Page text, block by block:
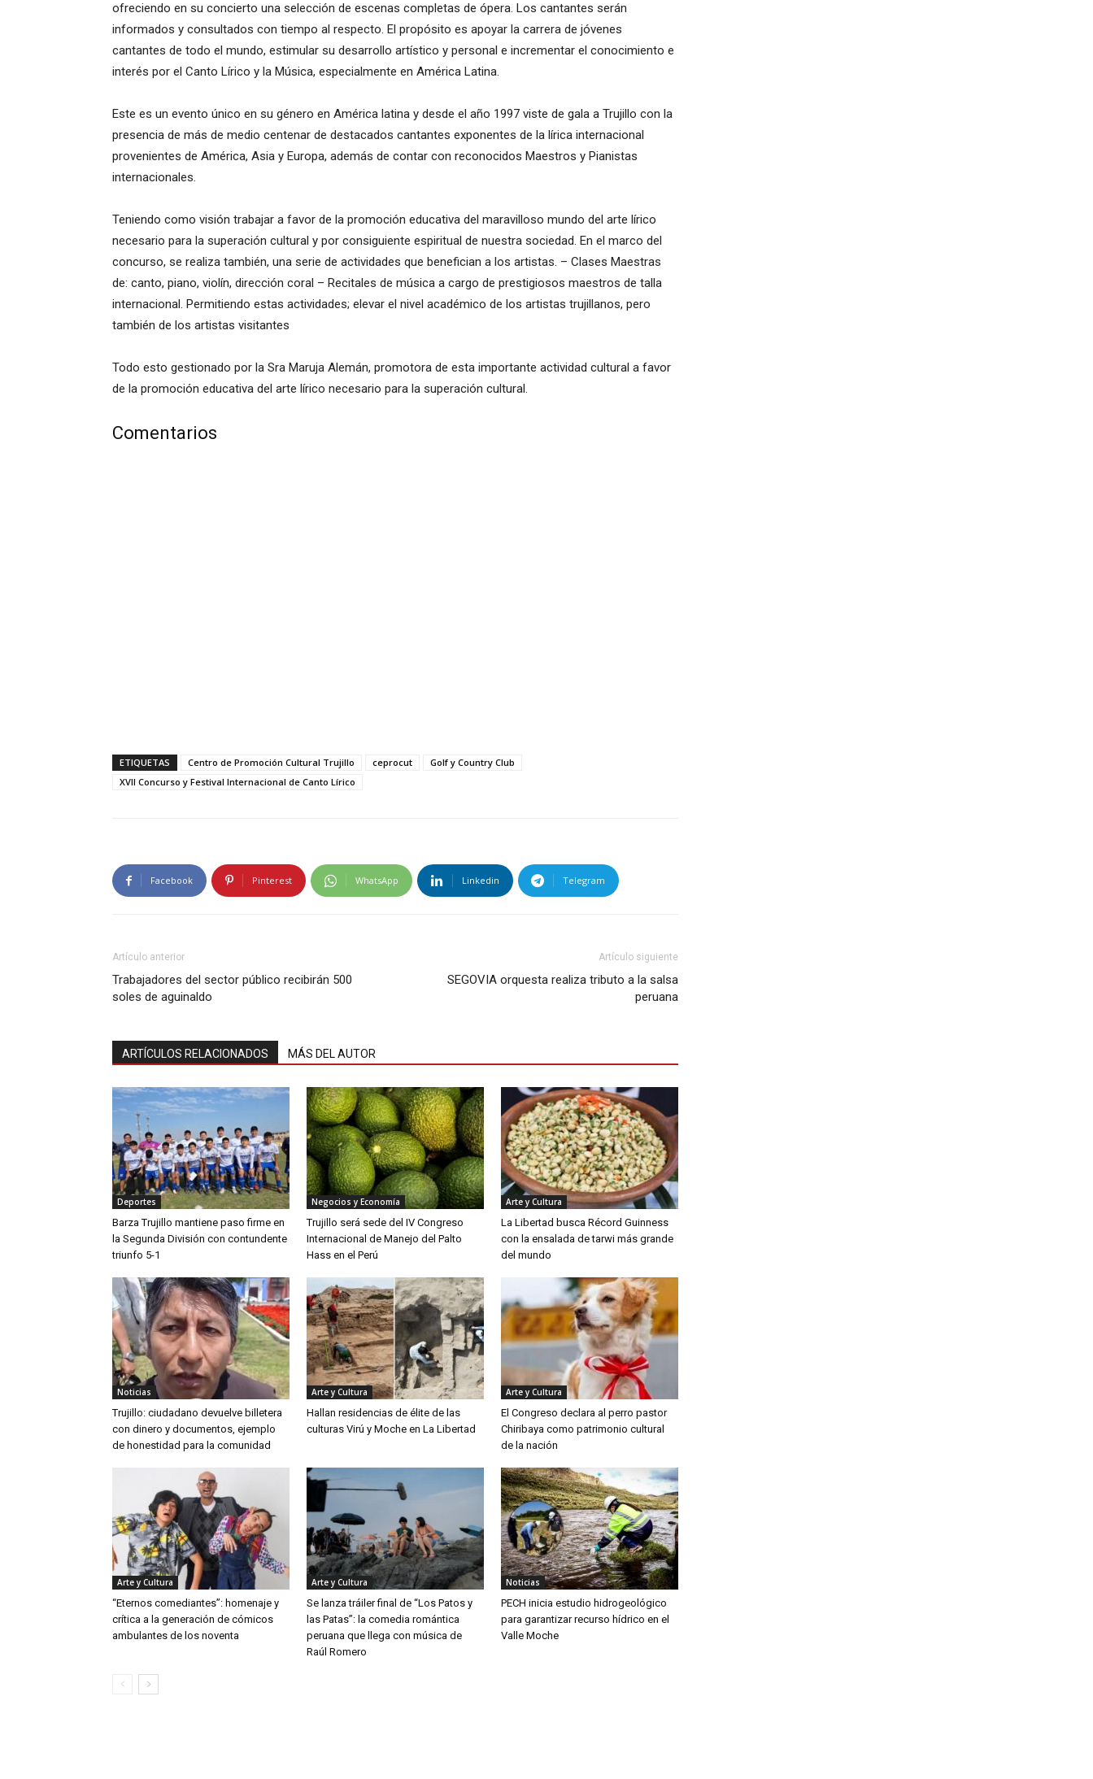
ofreciendo en su concierto una selección de escenas completas de ópera. Los cantantes serán
informados y consultados con tiempo al respecto. El propósito es apoyar la carrera de jóvenes
cantantes de todo el mundo, estimular su desarrollo artístico y personal e incrementar el conocimiento e
interés por el Canto Lírico y la Música, especialmente en América Latina.
Este es un evento único en su género en América latina y desde el año 1997 viste de gala a Trujillo con la
presencia de más de medio centenar de destacados cantantes exponentes de la lírica internacional
provenientes de América, Asia y Europa, además de contar con reconocidos Maestros y Pianistas
internacionales.
Teniendo como visión trabajar a favor de la promoción educativa del maravilloso mundo del arte lírico
necesario para la superación cultural y por consiguiente espiritual de nuestra sociedad. En el marco del
concurso, se realiza también, una serie de actividades que benefician a los artistas. – Clases Maestras
de: canto, piano, violín, dirección coral – Recitales de música a cargo de prestigiosos maestros de talla
internacional. Permitiendo estas actividades; elevar el nivel académico de los artistas trujillanos, pero
también de los artistas visitantes
Todo esto gestionado por la Sra Maruja Alemán, promotora de esta importante actividad cultural a favor
de la promoción educativa del arte lírico necesario para la superación cultural.
Comentarios
ETIQUETAS Centro de Promoción Cultural Trujillo ceprocut
Golf y Country Club
XVII Concurso y Festival Internacional de Canto Lírico
Facebook Pinterest WhatsApp Linkedin Telegram
Artículo anterior
Trabajadores del sector público recibirán 500
soles de aguinaldo
Artículo siguiente
SEGOVIA orquesta realiza tributo a la salsa
peruana
ARTÍCULOS RELACIONADOS MÁS DEL AUTOR
Deportes
Barza Trujillo mantiene paso firme en
la Segunda División con contundente
triunfo 5-1
Negocios y Economía
Trujillo será sede del IV Congreso
Internacional de Manejo del Palto
Hass en el Perú
Arte y Cultura
La Libertad busca Récord Guinness
con la ensalada de tarwi más grande
del mundo
Noticias
Trujillo: ciudadano devuelve billetera
con dinero y documentos, ejemplo
de honestidad para la comunidad
Arte y Cultura
Hallan residencias de élite de las
culturas Virú y Moche en La Libertad
Arte y Cultura
El Congreso declara al perro pastor
Chiribaya como patrimonio cultural
de la nación
Arte y Cultura
“Eternos comediantes”: homenaje y
crítica a la generación de cómicos
ambulantes de los noventa
Arte y Cultura
Se lanza tráiler final de “Los Patos y
las Patas”: la comedia romántica
peruana que llega con música de
Raúl Romero
Noticias
PECH inicia estudio hidrogeológico
para garantizar recurso hídrico en el
Valle Moche